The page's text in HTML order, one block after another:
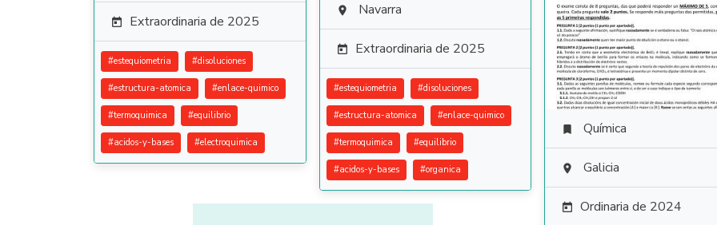
 Extraordinaria de 2025
#estequiometria #disoluciones
#estructura-atomica #enlace-quimico
#termoquimica #equilibrio
#acidos-y-bases #electroquimica
 Navarra
 Extraordinaria de 2025
#estequiometria #disoluciones
#estructura-atomica #enlace-quimico
#termoquimica #equilibrio
#acidos-y-bases #organica
 Química
 Galicia
 Ordinaria de 2024